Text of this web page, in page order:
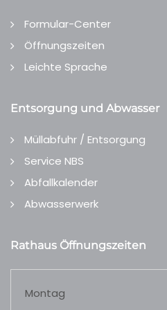
Formular-Center
Öffnungszeiten
Leichte Sprache
Entsorgung und Abwasser
Müllabfuhr / Entsorgung
Service NBS
Abfallkalender
Abwasserwerk
Rathaus Öffnungszeiten
Montag